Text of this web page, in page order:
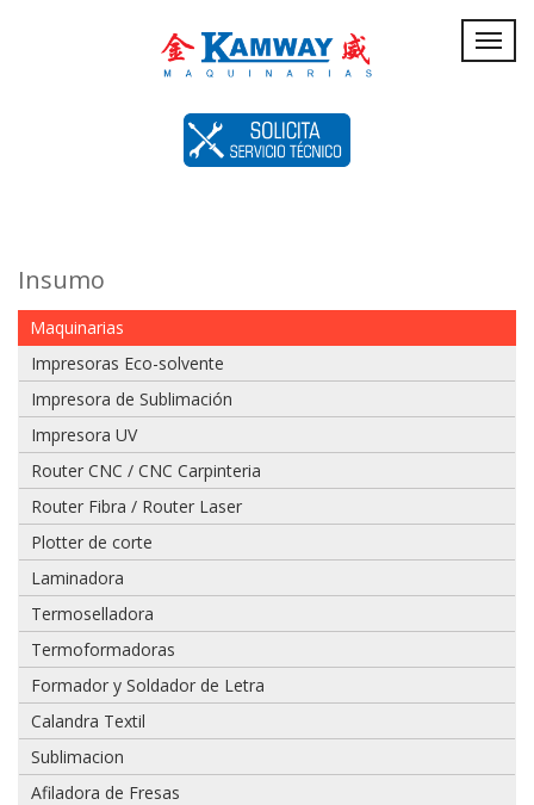
Adjuntar
imagen
de
factura,
guía
o
boleta:
Insumo
Maquinarias
Impresoras Eco-solvente
Impresora de Sublimación
Impresora UV
Router CNC / CNC Carpinteria
Router Fibra / Router Laser
Plotter de corte
Laminadora
Termoselladora
Termoformadoras
Formador y Soldador de Letra
Calandra Textil
Sublimacion
Afiladora de Fresas